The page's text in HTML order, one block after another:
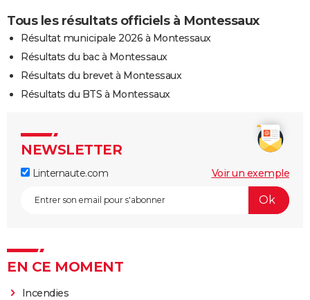
Tous les résultats officiels à Montessaux
Résultat municipale 2026 à Montessaux
Résultats du bac à Montessaux
Résultats du brevet à Montessaux
Résultats du BTS à Montessaux
NEWSLETTER
Linternaute.com Voir un exemple
EN CE MOMENT
Incendies